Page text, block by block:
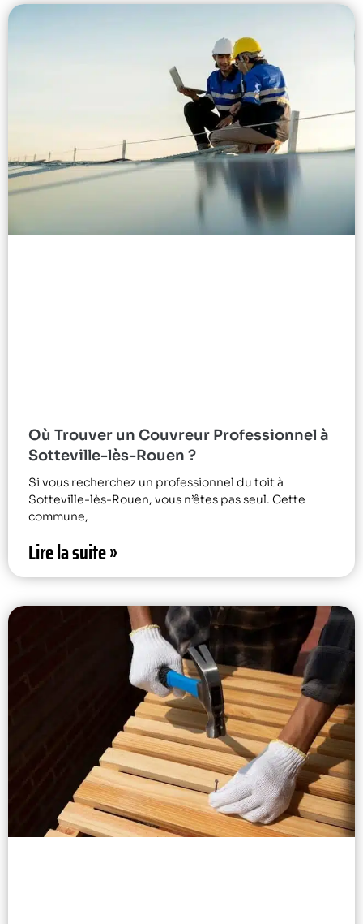
Où Trouver un Couvreur Professionnel à
Sotteville-lès-Rouen ?
Si vous recherchez un professionnel du toit à
Sotteville-lès-Rouen, vous n’êtes pas seul. Cette
commune,
Lire la suite »